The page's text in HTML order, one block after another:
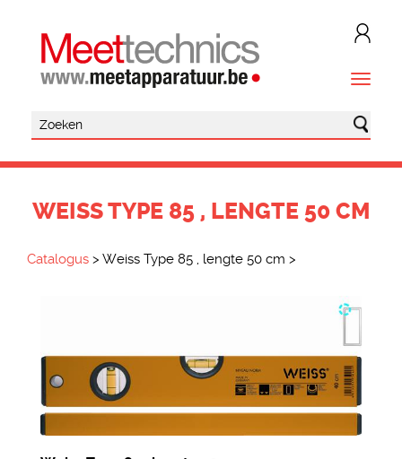
WEISS TYPE 85 , LENGTE 50 CM
Catalogus > Weiss Type 85 , lengte 50 cm >